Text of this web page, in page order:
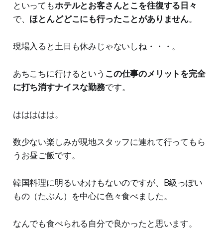
といってもホテルとお客さんとこを往復する日々
で、 ほとんどどこにも行ったことがありません。
現場入ると土日も休みじゃないしね・・・。
あちこちに行けるという この仕事のメリットを完全
に打ち消すナイスな勤務です。
ははははは。
数少ない楽しみが現地スタッフに連れて行ってもら
うお昼ご飯です。
韓国料理に明るいわけもないのですが、B級っぽい
もの（たぶん）を中心に色々食べました。
なんでも食べられる自分で良かったと思います。